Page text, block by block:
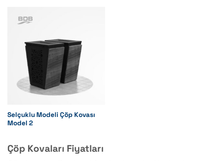
Selçuklu Modeli Çöp Kovası
Model 2
Çöp Kovaları Fiyatları